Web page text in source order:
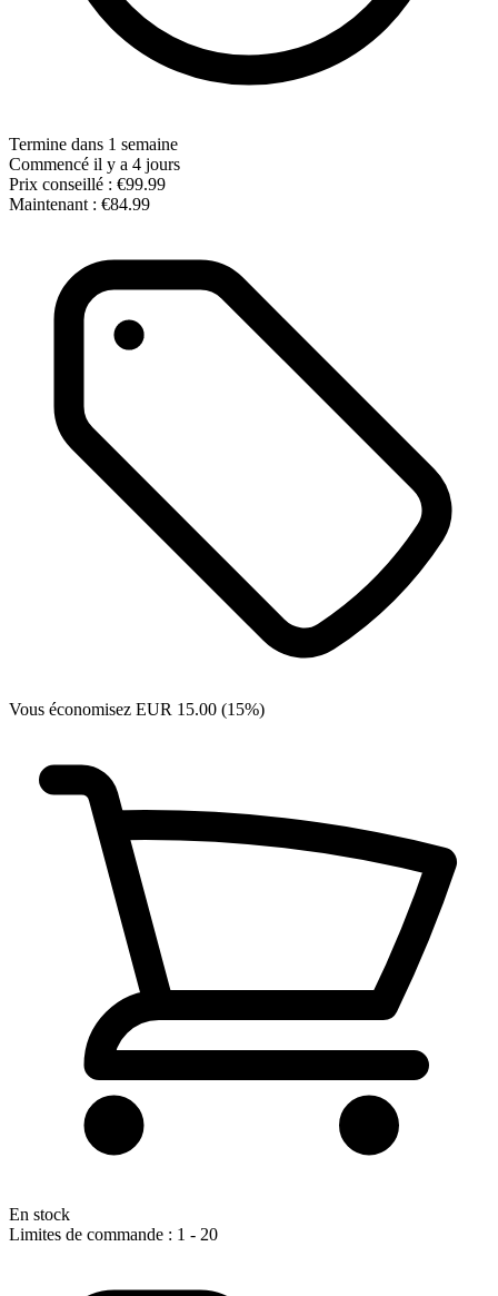
Termine dans 1 semaine
Commencé il y a 4 jours
Prix conseillé : €99.99
Maintenant : €84.99
Vous économisez EUR 15.00 (15%)
En stock
Limites de commande : 1 - 20